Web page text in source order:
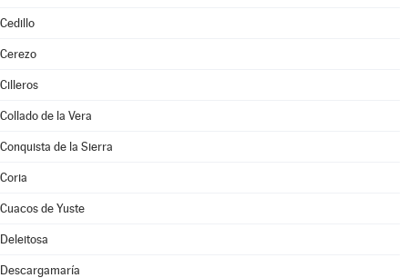
Cedillo
Cerezo
Cilleros
Collado de la Vera
Conquista de la Sierra
Coria
Cuacos de Yuste
Deleitosa
Descargamaría